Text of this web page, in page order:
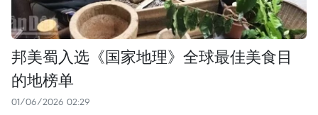
邦美蜀入选《国家地理》全球最佳美食目
的地榜单
01/06/2026 02:29